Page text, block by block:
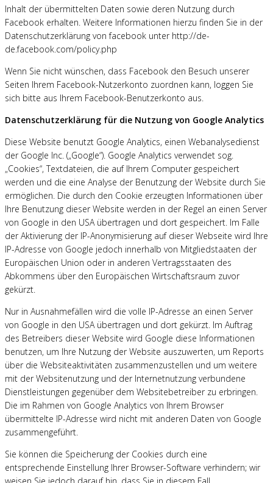
Inhalt der übermittelten Daten sowie deren Nutzung durch
Facebook erhalten. Weitere Informationen hierzu finden Sie in der
Datenschutzerklärung von facebook unter http://de-
de.facebook.com/policy.php
Wenn Sie nicht wünschen, dass Facebook den Besuch unserer
Seiten Ihrem Facebook-Nutzerkonto zuordnen kann, loggen Sie
sich bitte aus Ihrem Facebook-Benutzerkonto aus.
Datenschutzerklärung für die Nutzung von Google Analytics
Diese Website benutzt Google Analytics, einen Webanalysedienst
der Google Inc. („Google“). Google Analytics verwendet sog.
„Cookies“, Textdateien, die auf Ihrem Computer gespeichert
werden und die eine Analyse der Benutzung der Website durch Sie
ermöglichen. Die durch den Cookie erzeugten Informationen über
Ihre Benutzung dieser Website werden in der Regel an einen Server
von Google in den USA übertragen und dort gespeichert. Im Falle
der Aktivierung der IP-Anonymisierung auf dieser Webseite wird Ihre
IP-Adresse von Google jedoch innerhalb von Mitgliedstaaten der
Europäischen Union oder in anderen Vertragsstaaten des
Abkommens über den Europäischen Wirtschaftsraum zuvor
gekürzt.
Nur in Ausnahmefällen wird die volle IP-Adresse an einen Server
von Google in den USA übertragen und dort gekürzt. Im Auftrag
des Betreibers dieser Website wird Google diese Informationen
benutzen, um Ihre Nutzung der Website auszuwerten, um Reports
über die Websiteaktivitäten zusammenzustellen und um weitere
mit der Websitenutzung und der Internetnutzung verbundene
Dienstleistungen gegenüber dem Websitebetreiber zu erbringen.
Die im Rahmen von Google Analytics von Ihrem Browser
übermittelte IP-Adresse wird nicht mit anderen Daten von Google
zusammengeführt.
Sie können die Speicherung der Cookies durch eine
entsprechende Einstellung Ihrer Browser-Software verhindern; wir